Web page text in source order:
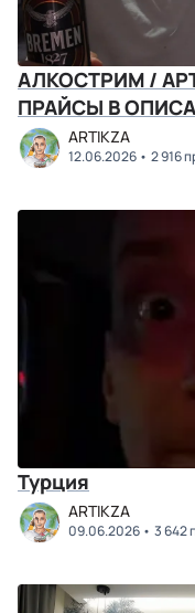
АЛКОСТРИМ /
ПРАЙСЫ В
ARTIKZA
12.06.2026 2 916
Турция
ARTIKZA
09.06.2026 3 642